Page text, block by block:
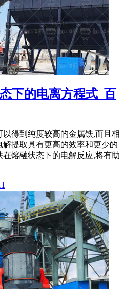
下的电离方程式_百
得到纯度较高的金属铁,而且相
提取具有更高的效率和更少的
熔融状态下的电解反应,将有助